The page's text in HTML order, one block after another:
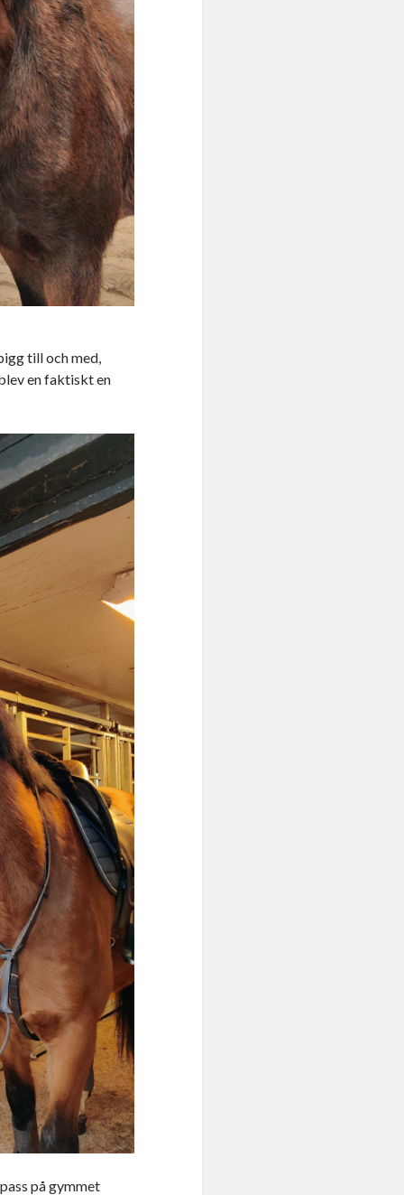
till och med,
en faktiskt en
på gymmet